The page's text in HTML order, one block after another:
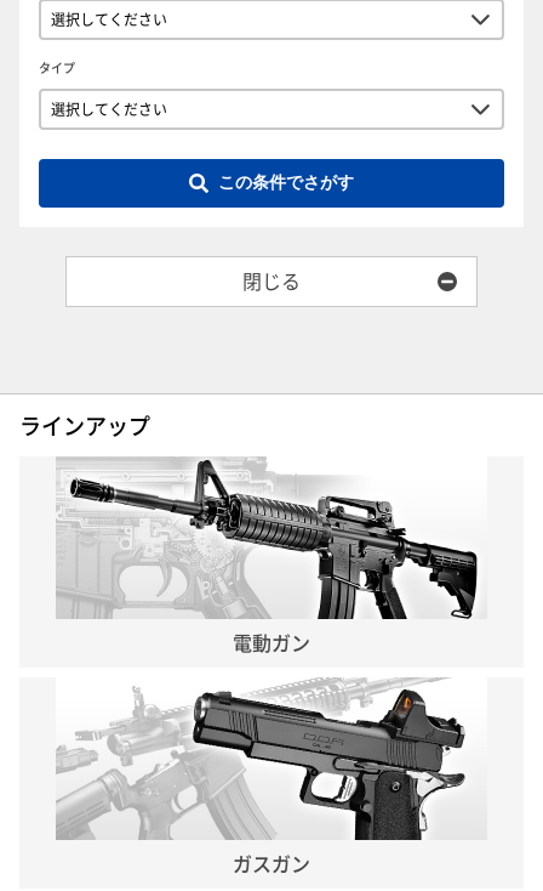
タイプ
この条件でさがす
閉じる
ラインアップ
電動ガン
ガスガン